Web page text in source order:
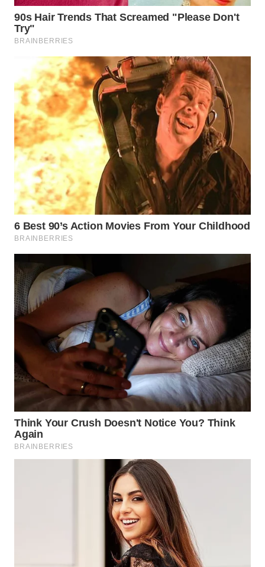
LIKUPANG
WN
WN
BORNEO
Wahana
Media
Group
WAHANA
NEWS
WAHANA
TANI
WAHANA
ADVOKAT
WAHANA
INFRASTRUKTUR
WAHANA
KONSUMEN
WAHANA
LISTRIK
WAHANA
TRAVEL